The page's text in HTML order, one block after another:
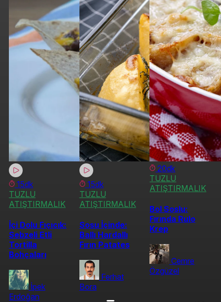
15dk
TUZLU
ATIŞTIRMALIK
İçi Dolu Fıçıcık:
Sebzeli Etli
Tortilla
Bohçaları
İpek
Erdoğan
15dk
TUZLU
ATIŞTIRMALIK
Sosu İçinde:
Ballı Hardallı
Fırın Patates
Ferhat
Bora
20dk
TUZLU
ATIŞTIRMALIK
Bol Soslu:
Fırında Rulo
Krep
Cemre
Özgüzel